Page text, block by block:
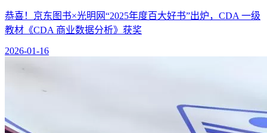
恭喜！京东图书×光明网“2025年度百大好书”出炉，CDA 一级
教材《CDA 商业数据分析》获奖
2026-01-16